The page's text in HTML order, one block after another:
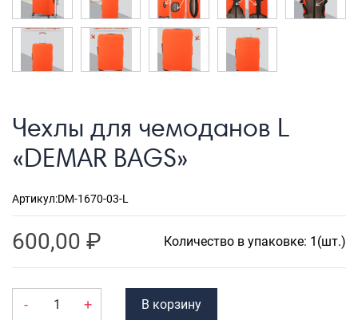
Рюкзаки детские
Рюкзаки туристические
ШОППЕРЫ
Кейсы и планшеты
Аксессуары
ЧЕХЛЫ ДЛЯ ЧЕМОДАНОВ
Чехлы для чемоданов L
«DEMAR BAGS»
Артикул:DM-1670-03-L
600,00 ₽ Количество в упаковке: 1(шт.)
- + В корзину